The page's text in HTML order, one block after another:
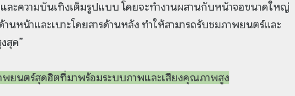
ละความบันเทิงเต็มรูปแบบ โดยจะทำงานผสานกับหน้าจอขนาดใหญ่
นหน้าและเบาะโดยสารด้านหลัง ทำให้สามารถรับชมภาพยนตร์และ
สุด”
ยนตร์สุดฮิตที่มาพร้อมระบบภาพและเสียงคุณภาพสูง